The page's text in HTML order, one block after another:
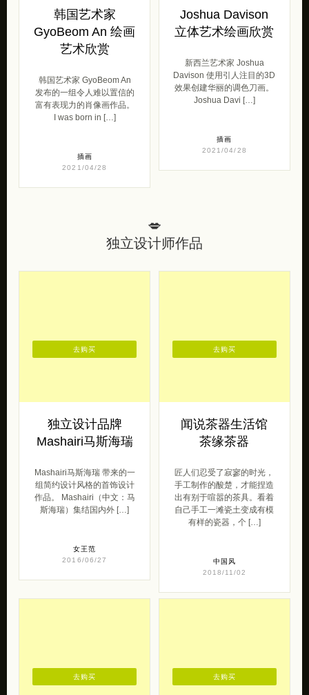
韩国艺术家
GyoBeom An 绘画
艺术欣赏
韩国艺术家 GyoBeom An
发布的一组令人难以置信的
富有表现力的肖像画作品。
I was born in […]
插画
2021/04/28
Joshua Davison
立体艺术绘画欣赏
新西兰艺术家 Joshua
Davison 使用引人注目的3D
效果创建华丽的调色刀画。
Joshua Davi […]
插画
2021/04/28
💋
独立设计师作品
独立设计品牌
Mashairi马斯海瑞
Mashairi马斯海瑞 带来的一
组简约设计风格的首饰设计
作品。 Mashairi（中文：马
斯海瑞）集结国内外 […]
女王范
2016/06/27
去购买
闻说茶器生活馆
茶缘茶器
匠人们忍受了寂寥的时光，
手工制作的酸楚，才能捏造
出有别于喧嚣的茶具。看着
自己手工一滩瓷土变成有模
有样的瓷器，个 […]
中国风
2018/11/02
去购买
去购买 去购买